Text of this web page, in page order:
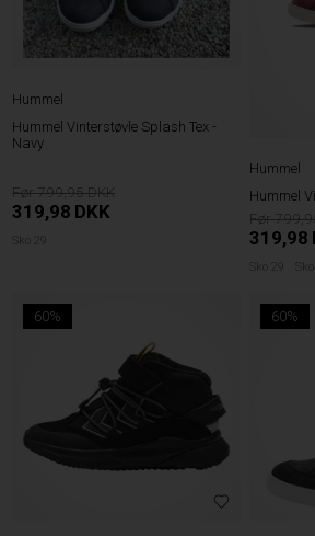
Hummel
Hummel Vinterstøvle Splash Tex -
Navy
799,95
319,98 DKK
Sko 29
Hummel
Hummel
319,98
Sko 29
60% 60%